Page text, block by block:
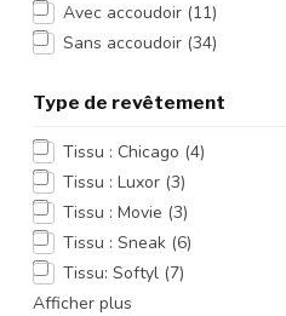
Avec accoudoir (11)
Sans accoudoir (34)
Type de revêtement
Tissu : Chicago (4)
Tissu : Luxor (3)
Tissu : Movie (3)
Tissu : Sneak (6)
Tissu: Softyl (7)
Afficher plus